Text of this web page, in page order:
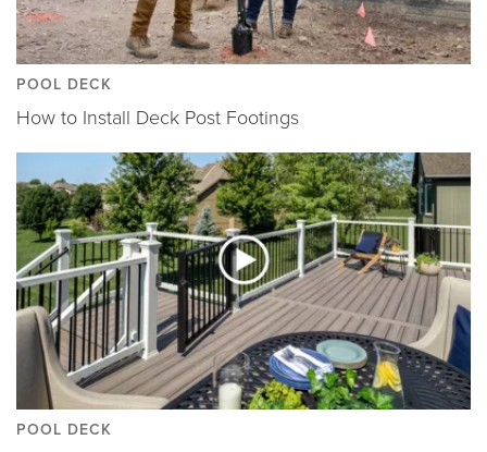
POOL DECK
How to Install Deck Post Footings
POOL DECK